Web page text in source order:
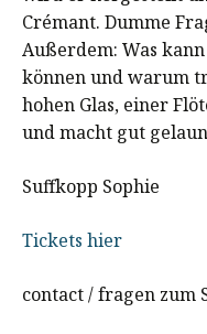
Crémant. Dumme
Außerdem: Was
können und warum
hohen Glas, einer
und macht gut
Suffkopp Sophie
Tickets hier
contact / fragen zum